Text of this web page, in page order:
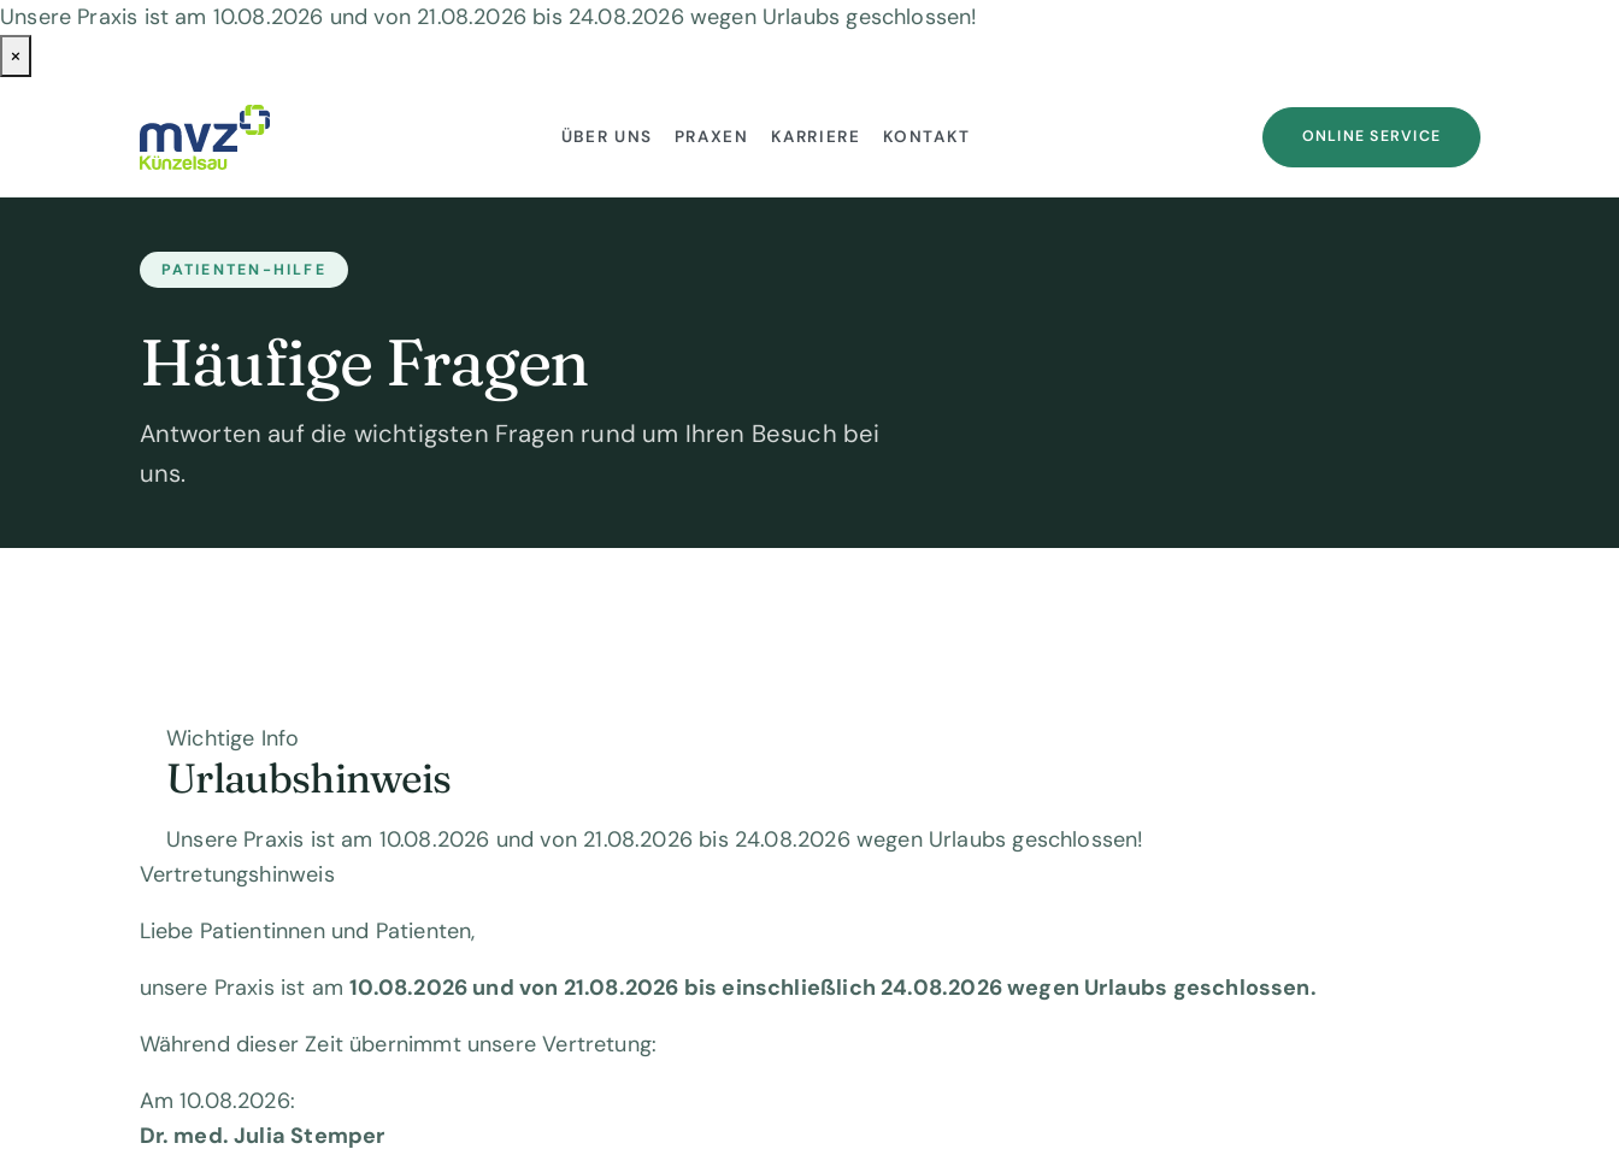
Unsere Praxis ist am 10.08.2026 und von 21.08.2026 bis 24.08.2026 wegen Urlaubs geschlossen!
×
ONLINE SERVICE
ÜBER UNS PRAXEN KARRIERE KONTAKT
PATIENTEN-HILFE
Häufige Fragen
Antworten auf die wichtigsten Fragen rund um Ihren Besuch bei
uns.
Wichtige Info
Urlaubshinweis
Unsere Praxis ist am 10.08.2026 und von 21.08.2026 bis 24.08.2026 wegen Urlaubs geschlossen!
Vertretungshinweis
Liebe Patientinnen und Patienten,
unsere Praxis ist am10.08.2026 und von 21.08.2026 bis einschließlich 24.08.2026wegen Urlaubs geschlossen.
Während dieser Zeit übernimmt unsere Vertretung:
Am 10.08.2026:
Dr. med. Julia Stemper